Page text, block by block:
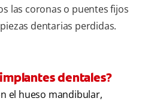
las coronas o puentes fijos
dentarias perdidas.
dentales?
el hueso mandibular,